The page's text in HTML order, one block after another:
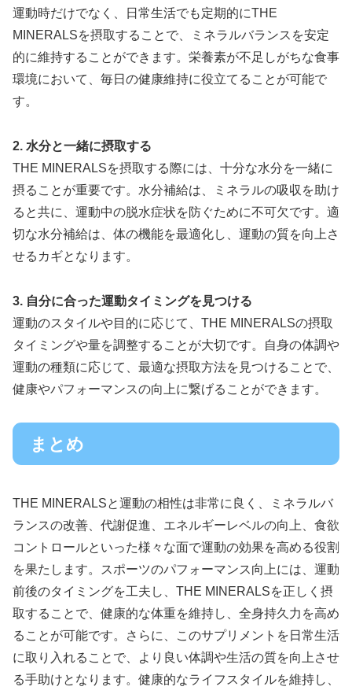
運動時だけでなく、日常生活でも定期的にTHE
MINERALSを摂取することで、ミネラルバランスを安定
的に維持することができます。栄養素が不足しがちな食事
環境において、毎日の健康維持に役立てることが可能で
す。
2. 水分と一緒に摂取する
THE MINERALSを摂取する際には、十分な水分を一緒に
摂ることが重要です。水分補給は、ミネラルの吸収を助け
ると共に、運動中の脱水症状を防ぐために不可欠です。適
切な水分補給は、体の機能を最適化し、運動の質を向上さ
せるカギとなります。
3. 自分に合った運動タイミングを見つける
運動のスタイルや目的に応じて、THE MINERALSの摂取
タイミングや量を調整することが大切です。自身の体調や
運動の種類に応じて、最適な摂取方法を見つけることで、
健康やパフォーマンスの向上に繋げることができます。
まとめ
THE MINERALSと運動の相性は非常に良く、ミネラルバ
ランスの改善、代謝促進、エネルギーレベルの向上、食欲
コントロールといった様々な面で運動の効果を高める役割
を果たします。スポーツのパフォーマンス向上には、運動
前後のタイミングを工夫し、THE MINERALSを正しく摂
取することで、健康的な体重を維持し、全身持久力を高め
ることが可能です。さらに、このサプリメントを日常生活
に取り入れることで、より良い体調や生活の質を向上させ
る手助けとなります。健康的なライフスタイルを維持し、